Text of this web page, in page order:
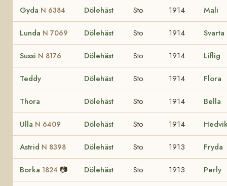
Gyda N 6384 Dölehäst Sto 1914 Mali
Lunda N 7069 Dölehäst Sto 1914 Svarta
Sussi N 8176 Dölehäst Sto 1914 Liflig
Teddy Dölehäst Sto 1914 Flora
Thora Dölehäst Sto 1914 Bella
Ulla N 6409 Dölehäst Sto 1914
Astrid N 8398 Dölehäst Sto 1913 Fryda
Borka 1824 📷 Dölehäst Sto 1913 Perly